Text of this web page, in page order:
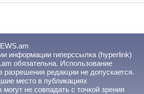
информации гиперссылка (hyperlink)
обязательна. Использование
разрешения редакции не допускается.
место в публикациях
не совпадать с точкой зрения